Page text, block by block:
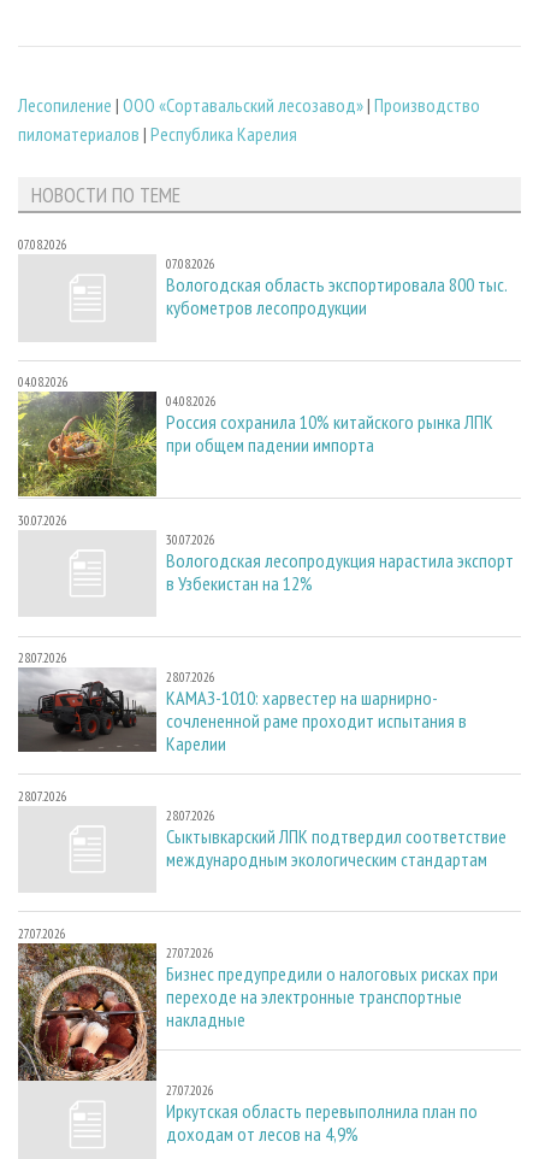
Лесопиление | ООО «Сортавальский лесозавод»| Производство
пиломатериалов | Республика Карелия
НОВОСТИ ПО ТЕМЕ
07.08.2026
07.08.2026
Вологодская область экспортировала 800 тыс.
кубометров лесопродукции
04.08.2026
04.08.2026
Россия сохранила 10% китайского рынка ЛПК
при общем падении импорта
30.07.2026
30.07.2026
Вологодская лесопродукция нарастила экспорт
в Узбекистан на 12%
28.07.2026
28.07.2026
КАМАЗ-1010: харвестер на шарнирно-
сочлененной раме проходит испытания в
Карелии
28.07.2026
28.07.2026
Сыктывкарский ЛПК подтвердил соответствие
международным экологическим стандартам
27.07.2026
27.07.2026
Бизнес предупредили о налоговых рисках при
переходе на электронные транспортные
накладные
27.07.2026
27.07.2026
Иркутская область перевыполнила план по
доходам от лесов на 4,9%